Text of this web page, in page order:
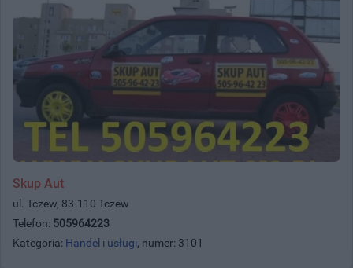
Skup Aut
ul. Tczew, 83-110 Tczew
Telefon: 505964223
Kategoria: Handel i usługi, numer: 3101